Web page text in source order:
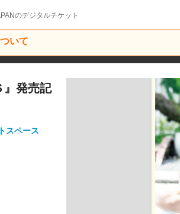
のデジタルチケット
いて
』発売記
スペース